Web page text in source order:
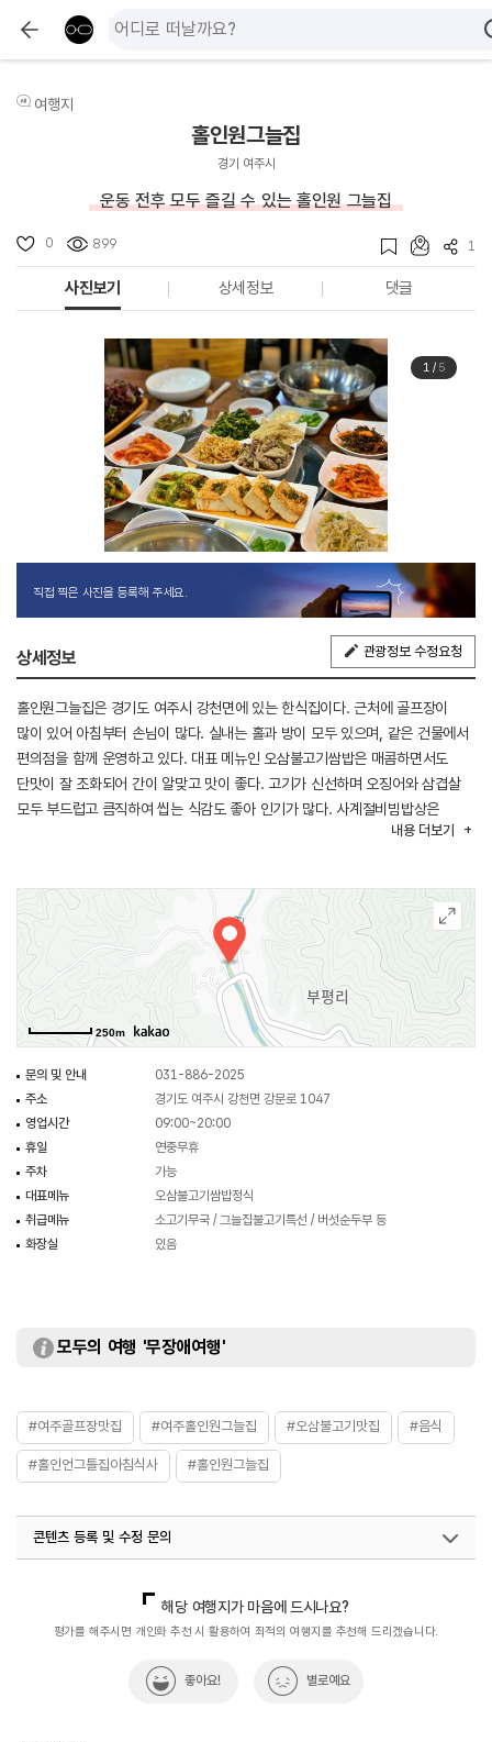
여행지
홀인원그늘집
경기 여주시
운동 전후 모두 즐길 수 있는 홀인원 그늘집
0 899 1
사진보기 상세정보 댓글
1/ 5
직접 찍은 사진을 등록해 주세요.
상세정보 관광정보 수정요청
홀인원그늘집은 경기도 여주시 강천면에 있는 한식집이다. 근처에 골프장이
많이 있어 아침부터 손님이 많다. 실내는 홀과 방이 모두 있으며, 같은 건물에서
편의점을 함께 운영하고 있다. 대표 메뉴인 오삼불고기쌈밥은 매콤하면서도
단맛이 잘 조화되어 간이 알맞고 맛이 좋다. 고기가 신선하며 오징어와 삼겹살
모두 부드럽고 큼직하여 씹는 식감도 좋아 인기가 많다. 사계절비빔밥상은
정갈한 반찬과 나물이 나오고, 큰 그릇에 밥과 계란프라이, 김가루가 나와 비벼
좋고 구수한 맛이 입맛을 더욱 돋운다. 상추와 고추는 두 메뉴 모두에 기본으로
제공된다. 한우뭇국, 황태무채국은 맑고 시원한 국물 맛으로 골프장을 찾는
손님들의 아침 식사나 해장용으로 주문이 많다. 다양한 밑반찬들도 정갈하게
나온다. 1km 이내에 여주썬밸리 cc와 여주온천, 6km 거리에 강천섬유원지,
금은모래강변공원, 스카이밸리 cc가 있다.
내용 더보기
250m
문의 및 안내
031-886-2025
주소
경기도 여주시 강천면 강문로 1047
영업시간
09:00~20:00
휴일
연중무휴
주차
가능
대표메뉴
오삼불고기쌈밥정식
취급메뉴
소고기무국 / 그늘집불고기특선 / 버섯순두부 등
화장실
있음
모두의 여행 '무장애여행'
#여주골프장맛집 #여주홀인원그늘집 #오삼불고기맛집 #음식
#홀인언그틀집아침식사 #홀인원그늘집
콘텐츠 등록 및 수정 문의
해당 여행지가 마음에 드시나요?
평가를 해주시면 개인화 추천 시 활용하여 최적의 여행지를 추천해 드리겠습니다.
좋아요! 별로예요